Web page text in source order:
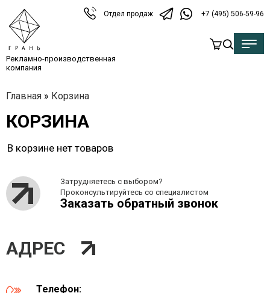
Отдел продаж +7 (495) 506-59-96
Рекламно-производственная
компания
Главная » Корзина
КОРЗИНА
В корзине нет товаров
Затрудняетесь с выбором?
Проконсультируйтесь со специалистом
Заказать обратный звонок
АДРЕС
Телефон: